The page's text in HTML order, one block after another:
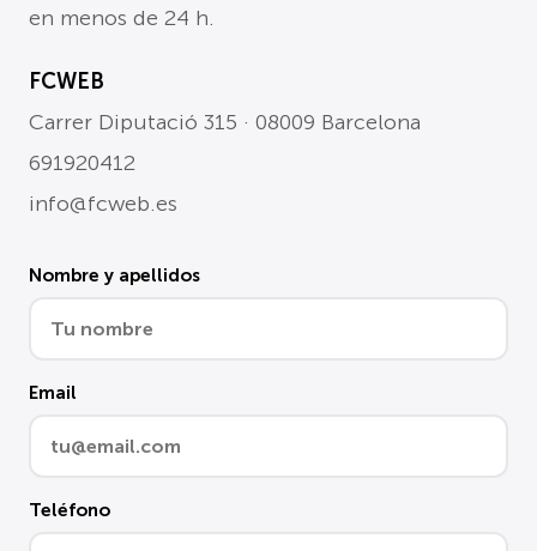
en menos de 24 h.
FCWEB
Carrer Diputació 315 · 08009 Barcelona
691920412
info@fcweb.es
Nombre y apellidos
Email
Teléfono